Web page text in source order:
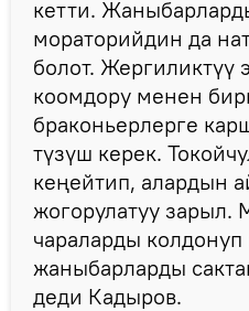
кетти.
мораторийдин да
болот. Жергиликтүү
коомдору менен
браконьерлерге
түзүш керек.
кеңейтип, алардын
жогорулатуу зарыл.
чараларды колдонуп
жаныбарларды
деди Кадыров.